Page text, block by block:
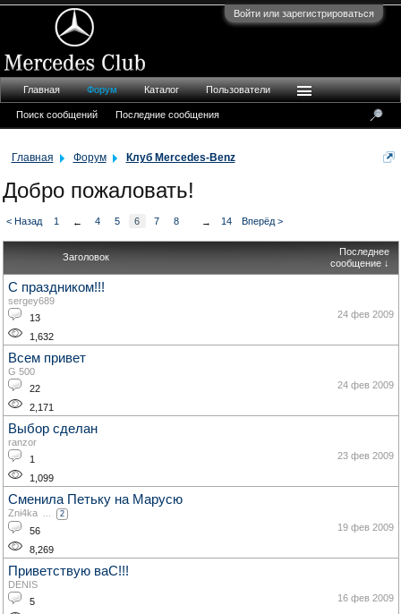
Войти или зарегистрироваться
Главная Форум Клуб Mercedes-Benz
Добро пожаловать!
< Назад 1 ← 4 5 6 7 8 → 14 Вперёд >
Заголовок
Последнее
сообщение ↓
С праздником!!!
sergey689
13
1,632
24 фев 2009
Всем привет
G 500
22
2,171
24 фев 2009
Выбор сделан
ranzor
1
1,099
23 фев 2009
Сменила Петьку на Марусю
Zni4ka ... 2
56
8,269
19 фев 2009
Приветствую ваС!!!
DENIS
5
16 фев 2009
Главная Форум
Поиск сообщений Последние сообщения
Каталог Пользователи